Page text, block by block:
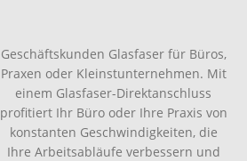
Geschäftskunden Glasfaser für Büros,
Praxen oder Kleinstunternehmen. Mit
einem Glasfaser-Direktanschluss
profitiert Ihr Büro oder Ihre Praxis von
konstanten Geschwindigkeiten, die
Ihre Arbeitsabläufe verbessern und